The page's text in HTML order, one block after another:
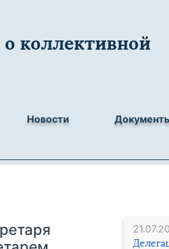
коллективной
Новости